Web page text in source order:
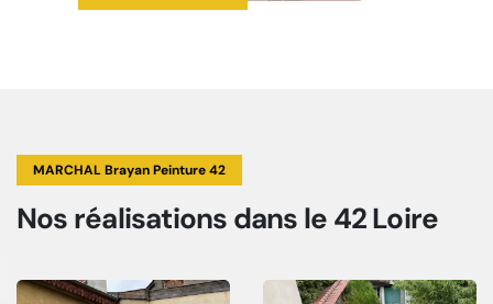
MARCHAL Brayan Peinture 42
Nos réalisations dans le 42 Loire